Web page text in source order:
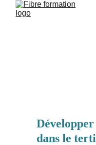
Développer
dans le